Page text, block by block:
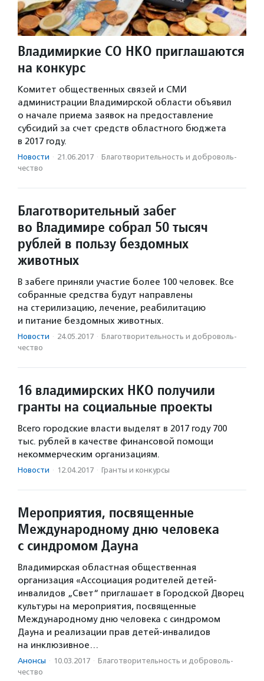
Владимиркие СО НКО приглашаются
на конкурс
Комитет общественных связей и СМИ
администрации Владимирской области объявил
о начале приема заявок на предоставление
субсидий за счет средств областного бюджета
в 2017 году.
Новости · 21.06.2017 · Благотвори­тель­ность и доброволь­
чест­во
Благотворительный забег
во Владимире собрал 50 тысяч
рублей в пользу бездомных
животных
В забеге приняли участие более 100 человек. Все
собранные средства будут направлены
на стерилизацию, лечение, реабилитацию
и питание бездомных животных.
Новости · 24.05.2017 · Благотвори­тель­ность и доброволь­
чест­во
16 владимирских НКО получили
гранты на социальные проекты
Всего городские власти выделят в 2017 году 700
тыс. рублей в качестве финансовой помощи
некоммерческим организациям.
Новости · 12.04.2017 · Гранты и конкурсы
Мероприятия, посвященные
Международному дню человека
с синдромом Дауна
Владимирская областная общественная
организация «Ассоциация родителей детей-
инвалидов „Свет“ приглашает в Городской Дворец
культуры на мероприятия, посвященные
Международному дню человека с синдромом
Дауна и реализации прав детей-инвалидов
на инклюзивное…
Анонсы · 10.03.2017 · Благотвори­тель­ность и доброволь­
чест­во